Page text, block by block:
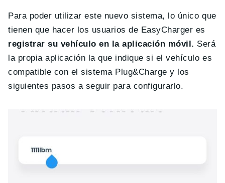
Para poder utilizar este nuevo sistema, lo único que
tienen que hacer los usuarios de EasyCharger es
registrar su vehículo en la aplicación móvil. Será
la propia aplicación la que indique si el vehículo es
compatible con el sistema Plug&Charge y los
siguientes pasos a seguir para configurarlo.